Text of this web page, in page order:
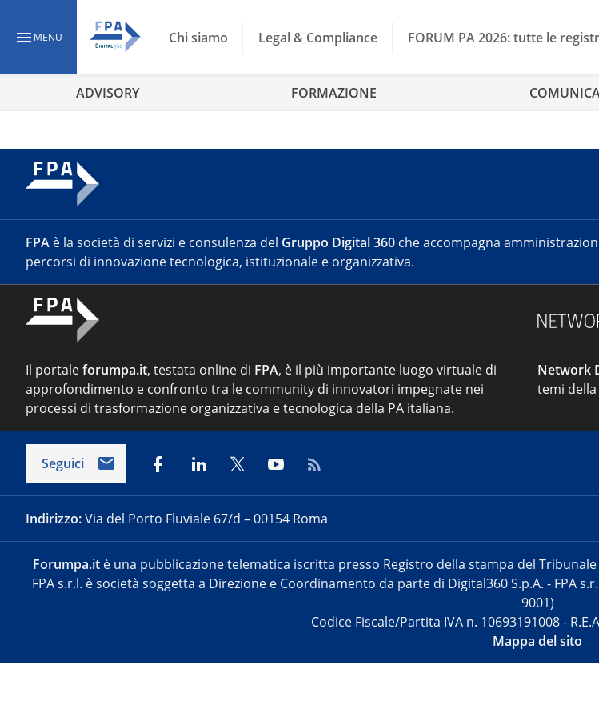
MENU Chi siamo Legal & Compliance FORUM PA 2026: tutte le
ADVISORY FORMAZIONE
FPA è la società di servizi e consulenza del Gruppo Digital 360 che accompagna
percorsi di innovazione tecnologica, istituzionale e organizzativa.
Il portaleforumpa.it, testata online di FPA, è il più importante luogo virtuale di
approfondimento e confronto tra le community di innovatori impegnate nei
processi di trasformazione organizzativa e tecnologica della PA italiana.
Network
temi
Seguici
Indirizzo:Via del Porto Fluviale 67/d – 00154 Roma
Forumpa.it è una pubblicazione telematica iscritta presso Registro della stampa del
FPA s.r.l. è società soggetta a Direzione e Coordinamento da parte di Digital360 S.p.A. - FPA
9001)
Codice Fiscale/Partita IVA n. 10693191008 -
Mappa del sito